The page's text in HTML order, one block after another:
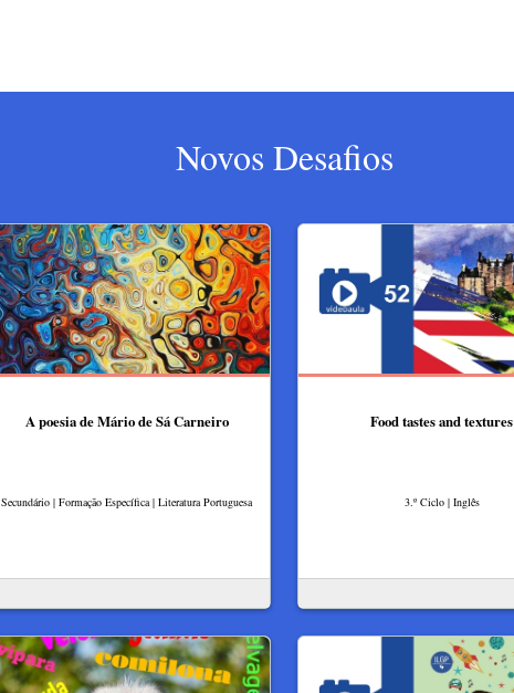
Novos Desafios
A poesia de Mário de Sá Carneiro
Secundário | Formação Específica | Literatura Portuguesa
Food tastes and textures
3.º Ciclo | Inglês